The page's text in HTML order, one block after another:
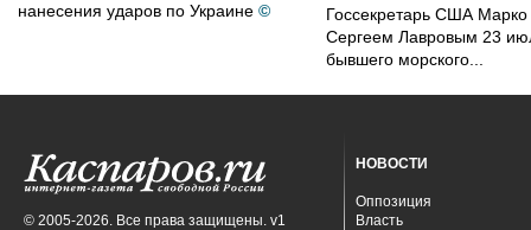
нанесения ударов по Украине ©
Госсекретарь США
Сергеем Лавровым 23
бывшего морского...
© 2005-2026. Все права защищены. v1
НОВОСТИ
Оппозиция
Власть